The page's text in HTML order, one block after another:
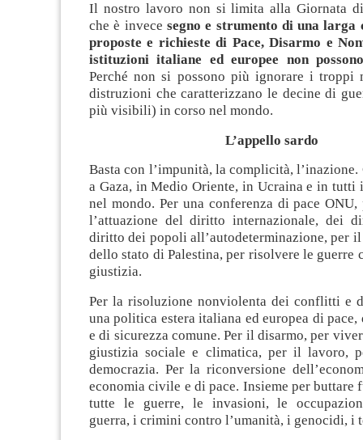
Il nostro lavoro non si limita alla Giornata
che è invece segno e strumento di una larga
proposte e richieste di Pace, Disarmo e
istituzioni italiane ed europee non
Perché non si possono più ignorare i troppi
distruzioni che caratterizzano le decine di
più visibili) in corso nel mondo.
L’appello sardo
Basta con l’impunità, la complicità, l’inazione.
a Gaza, in Medio Oriente, in Ucraina e in
nel mondo. Per una conferenza di pace
l’attuazione del diritto internazionale, dei
diritto dei popoli all’autodeterminazione, per
dello stato di Palestina, per risolvere le guerre
giustizia.
Per la risoluzione nonviolenta dei conflitti e
una politica estera italiana ed europea di pace,
e di sicurezza comune. Per il disarmo, per
giustizia sociale e climatica, per il lavoro,
democrazia. Per la riconversione
economia civile e di pace. Insieme per buttare
tutte le guerre, le invasioni, le
guerra, i crimini contro l’umanità, i genocidi, i